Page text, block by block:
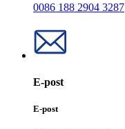
0086 188 2904 3287
E-post
E-post